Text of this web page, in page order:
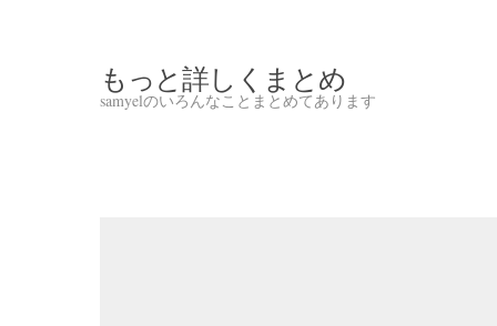
もっと詳しくまとめ
samyelのいろんなことまとめてあります